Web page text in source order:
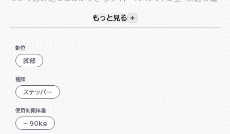
できるので、動画や音楽を楽しみながら気軽に運動ができま
パーで運動を始めてみましょう。
油圧シリンダーでスムーズな駆動を実現
ながらで無理なくできる
視覚的に非表示のコンテンツを
もっと見る
部位
脚部
種類
ステッパー
使用制限体重
～90kg